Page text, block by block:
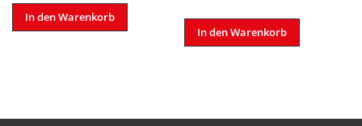
In den Warenkorb
In den Warenkorb